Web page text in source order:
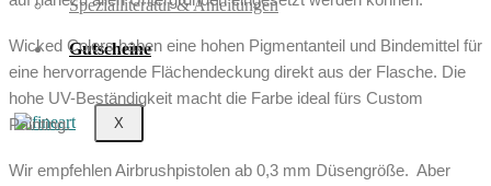
Spezialliteratur & Anleitungen
Gutscheine
X
Wicked Colors haben eine hohen Pigmentanteil und Bindemittel für
eine hervorragende Flächendeckung direkt aus der Flasche. Die
hohe UV-Beständigkeit macht die Farbe ideal fürs Custom
Painting.
Wir empfehlen Airbrushpistolen ab 0,3 mm Düsengröße. Aber